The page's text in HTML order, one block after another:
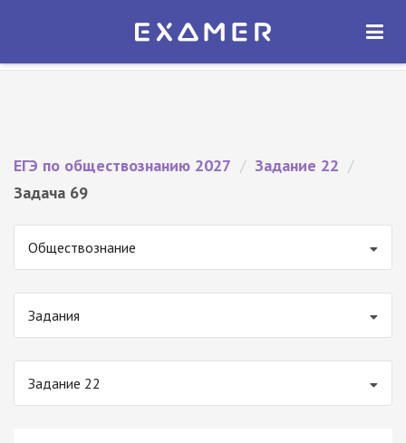
Экзамер — ЕГЭ 2027
ОТКРЫТЬ
ЕГЭ по обществознанию 2027 / Задание 22 /
Задача 69
Обществознание
Задания
Задание 22